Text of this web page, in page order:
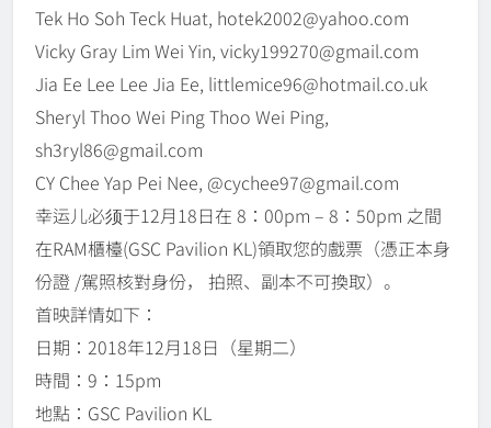
Tek Ho Soh Teck Huat, hotek2002@yahoo.com
Vicky Gray Lim Wei Yin, vicky199270@gmail.com
Jia Ee Lee Lee Jia Ee, littlemice96@hotmail.co.uk
Sheryl Thoo Wei Ping Thoo Wei Ping,
sh3ryl86@gmail.com
CY Chee Yap Pei Nee, @cychee97@gmail.com
幸运儿必须于12月18日在 8：00pm – 8：50pm 之間
在RAM櫃檯(GSC Pavilion KL)領取您的戲票（憑正本身
份證 /駕照核對身份， 拍照、副本不可換取）。
首映詳情如下：
日期：2018年12月18日（星期二）
時間：9：15pm
地點：GSC Pavilion KL